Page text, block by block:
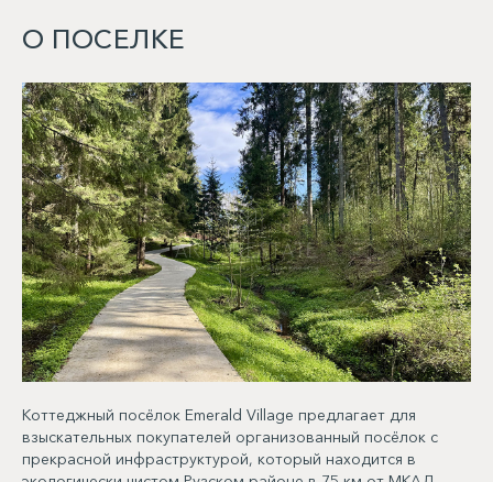
О ПОСЕЛКЕ
Коттеджный посёлок Emerald Village предлагает для
взыскательных покупателей организованный посёлок с
прекрасной инфраструктурой, который находится в